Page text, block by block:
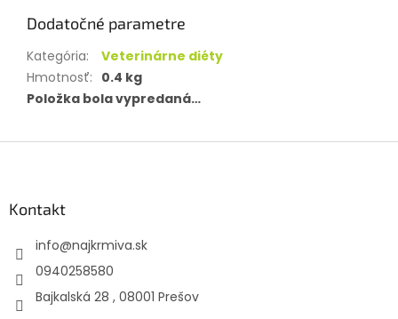
Dodatočné parametre
Kategória:
Veterinárne diéty
Hmotnosť: 0.4 kg
Položka bola vypredaná…
Kontakt
info@najkrmiva.sk
0940258580
Bajkalská 28 , 08001 Prešov